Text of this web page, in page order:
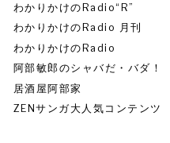
わかりかけのRadio“R”
わかりかけのRadio 月刊
わかりかけのRadio
阿部敏郎のシャバだ・バダ！
居酒屋阿部家
ZENサンガ大人気コンテンツ